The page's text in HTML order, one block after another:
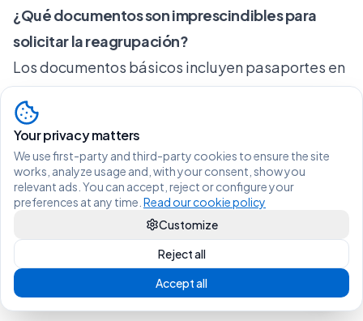
¿Qué documentos son imprescindibles para
solicitar la reagrupación?
Los documentos básicos incluyen pasaportes en
vigor, acreditación del vínculo familiar con
apostilla, prueba de medios económicos,
certificado de empadronamiento y
documentación de vivienda adecuada.
¿Qué ventajas otorga el régimen específico para
familiares de españoles?
El régimen especial suele requerir menos tiempo
mínimo de residencia del reagrupante, ofrece
plazos de resolución más cortos y en muchos
Your privacy matters
We use first-party and third-party cookies to ensure the site
works, analyze usage and, with your consent, show you
relevant ads. You can accept, reject or configure your
preferences at any time. Read our cookie policy
Customize
Reject all
Accept all